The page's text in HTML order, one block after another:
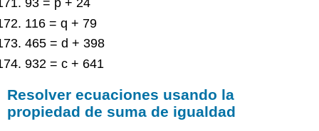
93 = p + 24
116 = q + 79
465 = d + 398
932 = c + 641
Resolver ecuaciones usando la
propiedad de suma de igualdad